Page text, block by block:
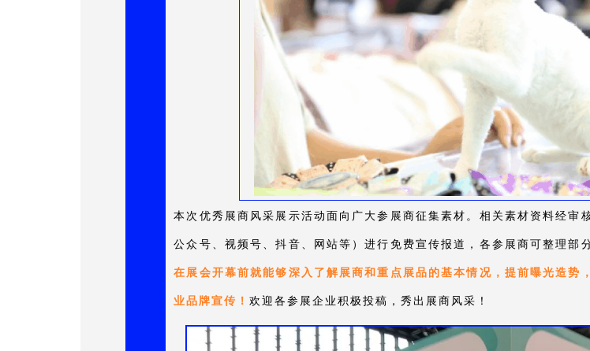
本次优秀展商风采展示活动面向广大参展商征集素材。相关素材资料经审
公众号、视频号、抖音、网站等）进行免费宣传报道，各参展商可整理部
在展会开幕前就能够深入了解展商和重点展品的基本情况，提前曝光造势
业品牌宣传！欢迎各参展企业积极投稿，秀出展商风采！